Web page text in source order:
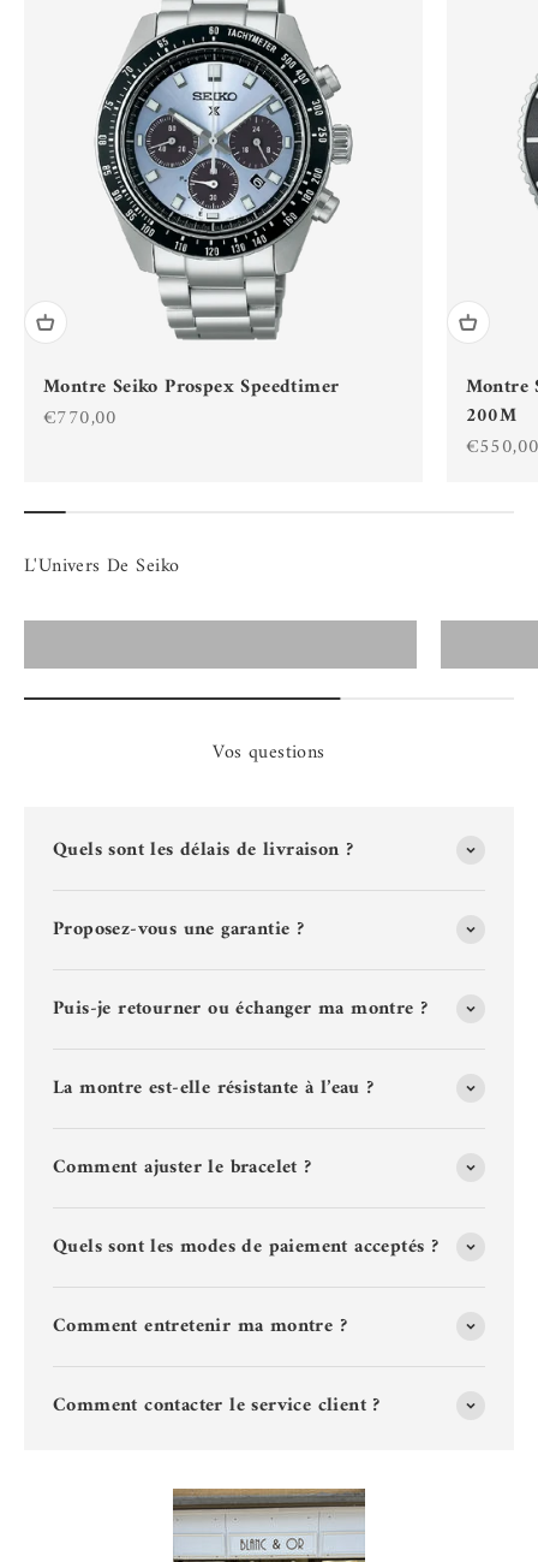
Montre Seiko Prospex Speedtimer
Prix de vente
€770,00
Montre
200M
Prix de
Vos questions
Quels sont les délais de livraison ?
Proposez-vous une garantie ?
Puis-je retourner ou échanger ma montre ?
La montre est-elle résistante à l’eau ?
Comment ajuster le bracelet ?
Quels sont les modes de paiement acceptés ?
Comment entretenir ma montre ?
Comment contacter le service client ?